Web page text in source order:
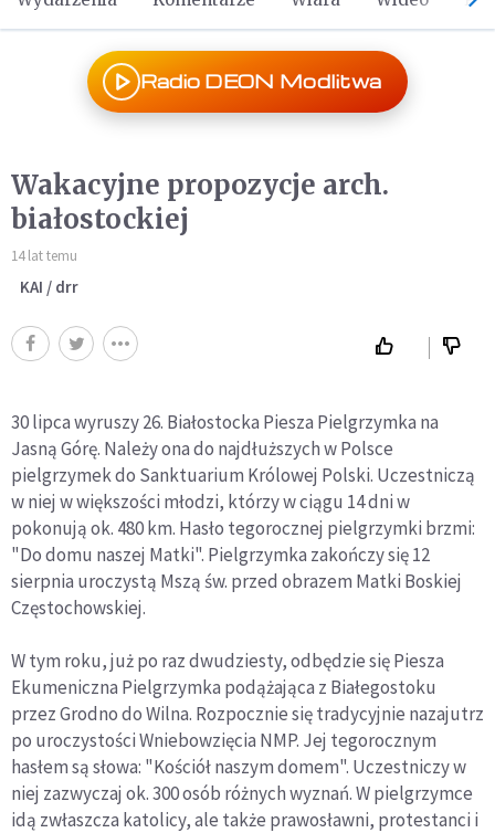
Radio DEON Modlitwa
Wakacyjne propozycje arch.
białostockiej
14 lat temu
KAI / drr
30 lipca wyruszy 26. Białostocka Piesza Pielgrzymka na
Jasną Górę. Należy ona do najdłuższych w Polsce
pielgrzymek do Sanktuarium Królowej Polski. Uczestniczą
w niej w większości młodzi, którzy w ciągu 14 dni w
pokonują ok. 480 km. Hasło tegorocznej pielgrzymki brzmi:
"Do domu naszej Matki". Pielgrzymka zakończy się 12
sierpnia uroczystą Mszą św. przed obrazem Matki Boskiej
Częstochowskiej.
W tym roku, już po raz dwudziesty, odbędzie się Piesza
Ekumeniczna Pielgrzymka podążająca z Białegostoku
przez Grodno do Wilna. Rozpocznie się tradycyjnie nazajutrz
po uroczystości Wniebowzięcia NMP. Jej tegorocznym
hasłem są słowa: "Kościół naszym domem". Uczestniczy w
niej zazwyczaj ok. 300 osób różnych wyznań. W pielgrzymce
idą zwłaszcza katolicy, ale także prawosławni, protestanci i